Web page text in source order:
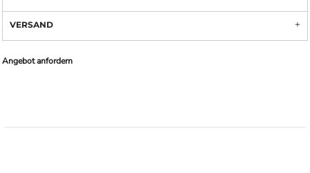
VERSAND
Angebot anfordern